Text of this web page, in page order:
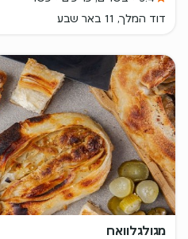
דוד המלך, 11 באר שבע
מגולגלוואח